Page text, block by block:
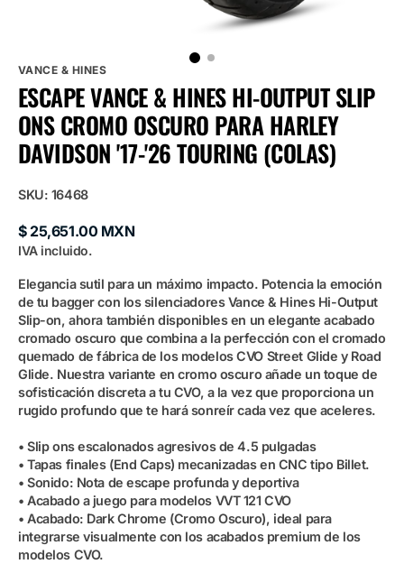
VANCE & HINES
ESCAPE VANCE & HINES HI-OUTPUT SLIP
ONS CROMO OSCURO PARA HARLEY
DAVIDSON '17-'26 TOURING (COLAS)
SKU: 16468
Precio
habitual
$ 25,651.00 MXN
IVA incluido.
Elegancia sutil para un máximo impacto. Potencia la emoción
de tu bagger con los silenciadores Vance & Hines Hi-Output
Slip-on, ahora también disponibles en un elegante acabado
cromado oscuro que combina a la perfección con el cromado
quemado de fábrica de los modelos CVO Street Glide y Road
Glide. Nuestra variante en cromo oscuro añade un toque de
sofisticación discreta a tu CVO, a la vez que proporciona un
rugido profundo que te hará sonreír cada vez que aceleres.
• Slip ons escalonados agresivos de 4.5 pulgadas
• Tapas finales (End Caps) mecanizadas en CNC tipo Billet.
• Sonido: Nota de escape profunda y deportiva
• Acabado a juego para modelos VVT 121 CVO
• Acabado: Dark Chrome (Cromo Oscuro), ideal para
integrarse visualmente con los acabados premium de los
modelos CVO.